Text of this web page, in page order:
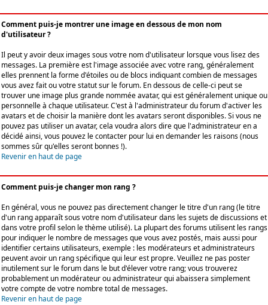
Comment puis-je montrer une image en dessous de mon nom
d'utilisateur ?
Il peut y avoir deux images sous votre nom d'utilisateur lorsque vous lisez des
messages. La première est l'image associée avec votre rang, généralement
elles prennent la forme d'étoiles ou de blocs indiquant combien de messages
vous avez fait ou votre statut sur le forum. En dessous de celle-ci peut se
trouver une image plus grande nommée avatar, qui est généralement unique ou
personnelle à chaque utilisateur. C'est à l'administrateur du forum d'activer les
avatars et de choisir la manière dont les avatars seront disponibles. Si vous ne
pouvez pas utiliser un avatar, cela voudra alors dire que l'administrateur en a
décidé ainsi, vous pouvez le contacter pour lui en demander les raisons (nous
sommes sûr qu'elles seront bonnes !).
Revenir en haut de page
Comment puis-je changer mon rang ?
En général, vous ne pouvez pas directement changer le titre d'un rang (le titre
d'un rang apparaît sous votre nom d'utilisateur dans les sujets de discussions et
dans votre profil selon le thème utilisé). La plupart des forums utilisent les rangs
pour indiquer le nombre de messages que vous avez postés, mais aussi pour
identifier certains utilisateurs, exemple : les modérateurs et administrateurs
peuvent avoir un rang spécifique qui leur est propre. Veuillez ne pas poster
inutilement sur le forum dans le but d'élever votre rang; vous trouverez
probablement un modérateur ou administrateur qui abaissera simplement
votre compte de votre nombre total de messages.
Revenir en haut de page